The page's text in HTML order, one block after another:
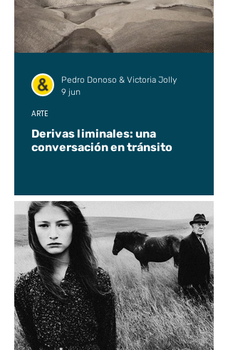
Derivas liminales: una
conversación en tránsito
ARTE
Pedro Donoso & Victoria Jolly
9 jun